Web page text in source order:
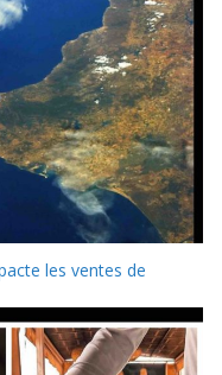
les ventes de